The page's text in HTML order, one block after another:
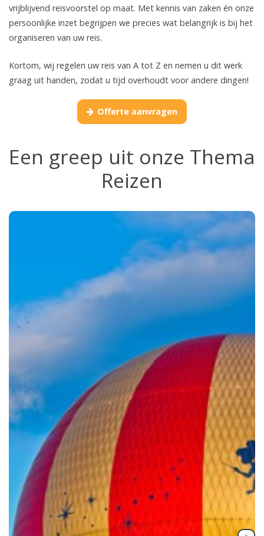
vrijblijvend reisvoorstel op maat. Met kennis van zaken én onze
persoonlijke inzet begrijpen we precies wat belangrijk is bij het
organiseren van uw reis.
Kortom, wij regelen uw reis van A tot Z en nemen u dit werk
graag uit handen, zodat u tijd overhoudt voor andere dingen!
Offerte aanvragen
Een greep uit onze Thema
Reizen